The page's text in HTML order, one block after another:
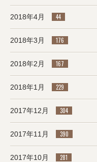
2018年4月 44
2018年3月 176
2018年2月 167
2018年1月 229
2017年12月 304
2017年11月 390
2017年10月 281